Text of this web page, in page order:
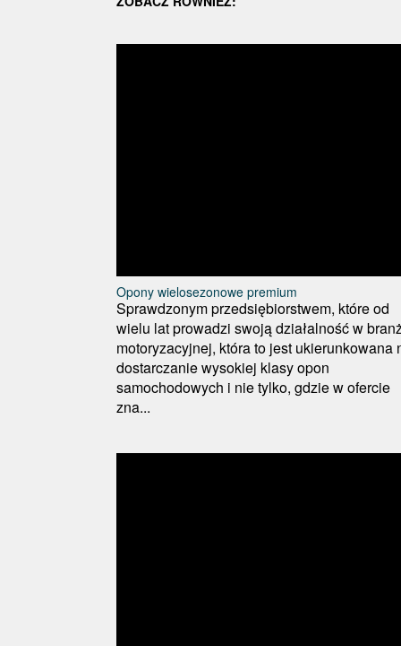
Opony wielosezonowe premium
Sprawdzonym przedsiębiorstwem, które od
wielu lat prowadzi swoją działalność w
motoryzacyjnej, która to jest ukierunkowana
dostarczanie wysokiej klasy opon
samochodowych i nie tylko, gdzie w ofercie
zna...